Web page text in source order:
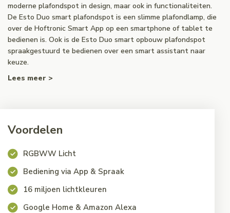
moderne plafondspot in design, maar ook in functionaliteiten.
De Esto Duo smart plafondspot is een slimme plafondlamp, die
over de Hoftronic Smart App op een smartphone of tablet te
bedienen is. Ook is de Esto Duo smart opbouw plafondspot
spraakgestuurd te bedienen over een smart assistant naar
keuze.
Lees meer >
Voordelen
RGBWW Licht
Bediening via App & Spraak
16 miljoen lichtkleuren
Google Home & Amazon Alexa